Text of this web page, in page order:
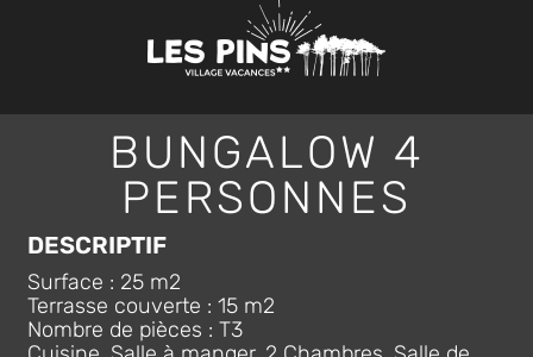
BUNGALOW 4
PERSONNES
DESCRIPTIF
Surface : 25 m2
Terrasse couverte : 15 m2
Nombre de pièces : T3